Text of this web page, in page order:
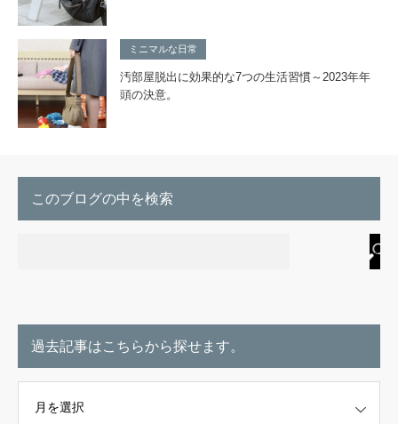
ミニマルな日常
汚部屋脱出に効果的な7つの生活習慣～2023年年
頭の決意。
このブログの中を検索
過去記事はこちらから探せます。